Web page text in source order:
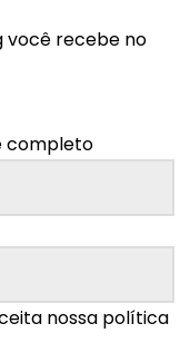
você recebe no
completo
nossa política